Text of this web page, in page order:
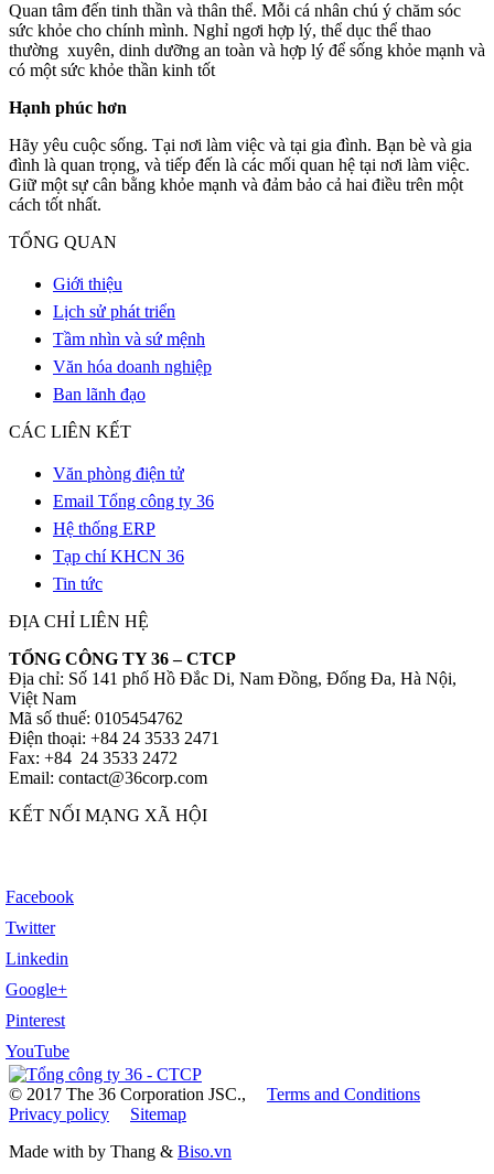
Quan tâm đến tinh thần và thân thể. Mỗi cá nhân chú ý chăm sóc
sức khỏe cho chính mình. Nghỉ ngơi hợp lý, thể dục thể thao
thường xuyên, dinh dưỡng an toàn và hợp lý để sống khỏe mạnh và
có một sức khỏe thần kinh tốt
Hạnh phúc hơn
Hãy yêu cuộc sống. Tại nơi làm việc và tại gia đình. Bạn bè và gia
đình là quan trọng, và tiếp đến là các mối quan hệ tại nơi làm việc.
Giữ một sự cân bằng khỏe mạnh và đảm bảo cả hai điều trên một
cách tốt nhất.
TỔNG QUAN
Giới thiệu
Lịch sử phát triển
Tầm nhìn và sứ mệnh
Văn hóa doanh nghiệp
Ban lãnh đạo
CÁC LIÊN KẾT
Văn phòng điện tử
Email Tổng công ty 36
Hệ thống ERP
Tạp chí KHCN 36
Tin tức
ĐỊA CHỈ LIÊN HỆ
TỔNG CÔNG TY 36 – CTCP
Địa chỉ: Số 141 phố Hồ Đắc Di, Nam Đồng, Đống Đa, Hà Nội,
Việt Nam
Mã số thuế: 0105454762
Điện thoại: +84 24 3533 2471
Fax: +84 24 3533 2472
Email: contact@36corp.com
KẾT NỐI MẠNG XÃ HỘI
Facebook
Twitter
Linkedin
Google+
Pinterest
YouTube
© 2017 The 36 Corporation JSC.,
Terms and Conditions
Privacy policy
Sitemap
Made with by Thang & Biso.vn